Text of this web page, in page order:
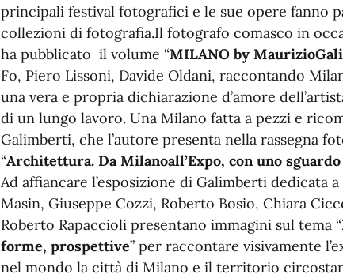
principali festival fotografici e le sue opere fanno
collezioni di fotografia.Il fotografo comasco in
ha pubblicato il volume “MILANO by
Fo, Piero Lissoni, Davide Oldani, raccontando
una vera e propria dichiarazione d’amore
di un lungo lavoro. Una Milano fatta a pezzi e
Galimberti, che l’autore presenta nella rassegna
“Architettura. Da Milanoall’Expo, con uno sguardo
Ad affiancare l’esposizione di Galimberti dedicata
Masin, Giuseppe Cozzi, Roberto Bosio, Chiara
Roberto Rapaccioli presentano immagini sul tema “
forme, prospettive” per raccontare visivamente
nel mondo la città di Milano e il territorio